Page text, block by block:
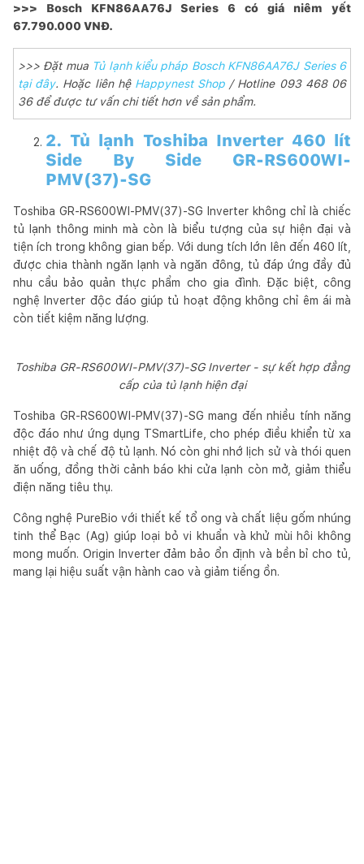
>>> Bosch KFN86AA76J Series 6 có giá niêm yết
67.790.000 VNĐ.
>>> Đặt mua Tủ lạnh kiểu pháp Bosch KFN86AA76J Series 6
tại đây. Hoặc liên hệ Happynest Shop / Hotline 093 468 06
36 để được tư vấn chi tiết hơn về sản phẩm.
2. Tủ lạnh Toshiba Inverter 460 lít
Side By Side GR-RS600WI-
PMV(37)-SG
Toshiba GR-RS600WI-PMV(37)-SG Inverter không chỉ là chiếc
tủ lạnh thông minh mà còn là biểu tượng của sự hiện đại và
tiện ích trong không gian bếp. Với dung tích lớn lên đến 460 lít,
được chia thành ngăn lạnh và ngăn đông, tủ đáp ứng đầy đủ
nhu cầu bảo quản thực phẩm cho gia đình. Đặc biệt, công
nghệ Inverter độc đáo giúp tủ hoạt động không chỉ êm ái mà
còn tiết kiệm năng lượng.
Toshiba GR-RS600WI-PMV(37)-SG Inverter - sự kết hợp đẳng
cấp của tủ lạnh hiện đại
Toshiba GR-RS600WI-PMV(37)-SG mang đến nhiều tính năng
độc đáo như ứng dụng TSmartLife, cho phép điều khiển từ xa
nhiệt độ và chế độ tủ lạnh. Nó còn ghi nhớ lịch sử và thói quen
ăn uống, đồng thời cảnh báo khi cửa lạnh còn mở, giảm thiểu
điện năng tiêu thụ.
Công nghệ PureBio với thiết kế tổ ong và chất liệu gốm nhúng
tinh thể Bạc (Ag) giúp loại bỏ vi khuẩn và khử mùi hôi không
mong muốn. Origin Inverter đảm bảo ổn định và bền bỉ cho tủ,
mang lại hiệu suất vận hành cao và giảm tiếng ồn.